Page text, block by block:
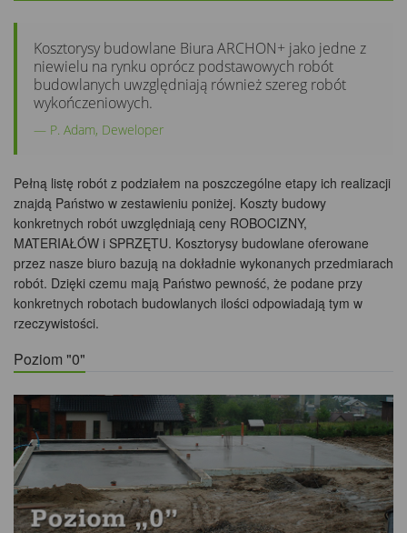
Kosztorysy budowlane Biura ARCHON+ jako jedne z
niewielu na rynku oprócz podstawowych robót
budowlanych uwzględniają również szereg robót
wykończeniowych.
P. Adam, Deweloper
Pełną listę robót z podziałem na poszczególne etapy ich realizacji
znajdą Państwo w zestawieniu poniżej. Koszty budowy
konkretnych robót uwzględniają ceny ROBOCIZNY,
MATERIAŁÓW i SPRZĘTU. Kosztorysy budowlane oferowane
przez nasze biuro bazują na dokładnie wykonanych przedmiarach
robót. Dzięki czemu mają Państwo pewność, że podane przy
konkretnych robotach budowlanych ilości odpowiadają tym w
rzeczywistości.
Poziom "0"